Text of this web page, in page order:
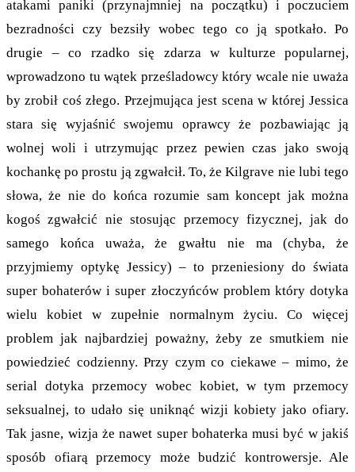
atakami paniki (przynajmniej na początku) i poczuciem
bezradności czy bezsiły wobec tego co ją spotkało. Po
drugie – co rzadko się zdarza w kulturze popularnej,
wprowadzono tu wątek prześladowcy który wcale nie uważa
by zrobił coś złego. Przejmująca jest scena w której Jessica
stara się wyjaśnić swojemu oprawcy że pozbawiając ją
wolnej woli i utrzymując przez pewien czas jako swoją
kochankę po prostu ją zgwałcił. To, że Kilgrave nie lubi tego
słowa, że nie do końca rozumie sam koncept jak można
kogoś zgwałcić nie stosując przemocy fizycznej, jak do
samego końca uważa, że gwałtu nie ma (chyba, że
przyjmiemy optykę Jessicy) – to przeniesiony do świata
super bohaterów i super złoczyńców problem który dotyka
wielu kobiet w zupełnie normalnym życiu. Co więcej
problem jak najbardziej poważny, żeby ze smutkiem nie
powiedzieć codzienny. Przy czym co ciekawe – mimo, że
serial dotyka przemocy wobec kobiet, w tym przemocy
seksualnej, to udało się uniknąć wizji kobiety jako ofiary.
Tak jasne, wizja że nawet super bohaterka musi być w jakiś
sposób ofiarą przemocy może budzić kontrowersje. Ale